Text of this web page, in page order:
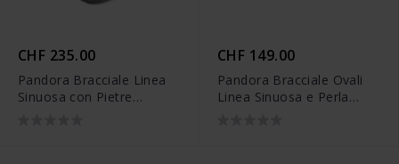
CHF 235.00
Pandora Bracciale Linea
Sinuosa con Pietre
CHF 149.00
Pandora Bracciale Ovali
Linea Sinuosa e Perla